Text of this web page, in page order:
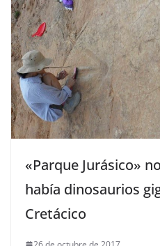
«Parque Jurásico»
había dinosaurios
Cretácico